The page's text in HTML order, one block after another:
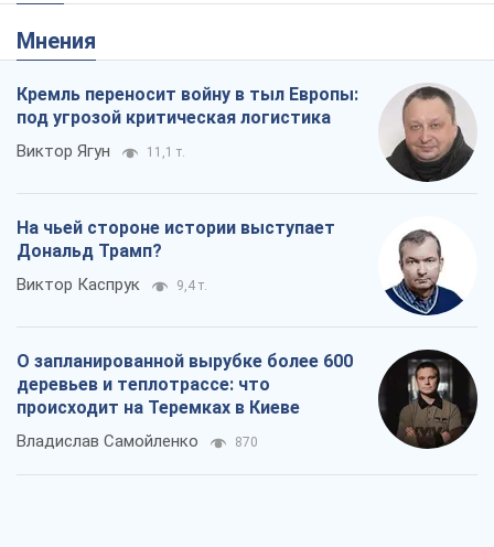
Мнения
Кремль переносит войну в тыл Европы:
под угрозой критическая логистика
Виктор Ягун 11,1 т.
На чьей стороне истории выступает
Дональд Трамп?
Виктор Каспрук 9,4 т.
О запланированной вырубке более 600
деревьев и теплотрассе: что
происходит на Теремках в Киеве
Владислав Самойленко 870